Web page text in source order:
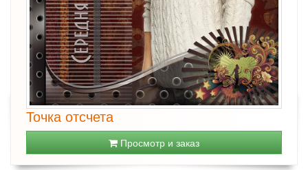
Точка отсчета
Просмотр и заказ